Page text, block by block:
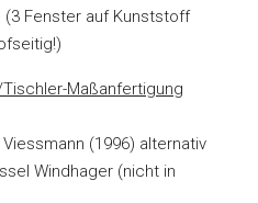
(3 Fenster auf Kunststoff
Maßanfertigung
(1996) alternativ
Windhager (nicht in